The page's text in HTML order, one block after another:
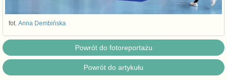
fot. Anna Dembińska
Powrót do fotoreportażu
Powrót do artykułu